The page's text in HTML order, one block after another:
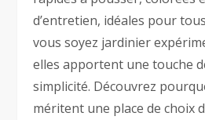
d’entretien, idéales pour
vous soyez jardinier
elles apportent une touche
simplicité. Découvrez
méritent une place de choix